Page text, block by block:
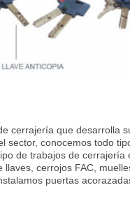
cerrajería que desarrolla
sector, conocemos todo
de trabajos de cerrajería
cerrojos FAC,
puertas